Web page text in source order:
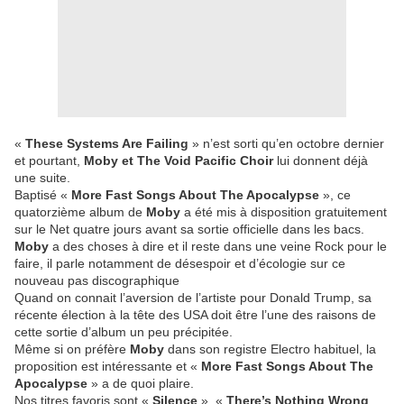
« These Systems Are Failing » n’est sorti qu’en octobre dernier
et pourtant, Moby et The Void Pacific Choir lui donnent déjà
une suite.
Baptisé « More Fast Songs About The Apocalypse », ce
quatorzième album de Moby a été mis à disposition gratuitement
sur le Net quatre jours avant sa sortie officielle dans les bacs.
Moby a des choses à dire et il reste dans une veine Rock pour le
faire, il parle notamment de désespoir et d’écologie sur ce
nouveau pas discographique
Quand on connait l’aversion de l’artiste pour Donald Trump, sa
récente élection à la tête des USA doit être l’une des raisons de
cette sortie d’album un peu précipitée.
Même si on préfère Moby dans son registre Electro habituel, la
proposition est intéressante et « More Fast Songs About The
Apocalypse » a de quoi plaire.
Nos titres favoris sont « Silence », « There’s Nothing Wrong